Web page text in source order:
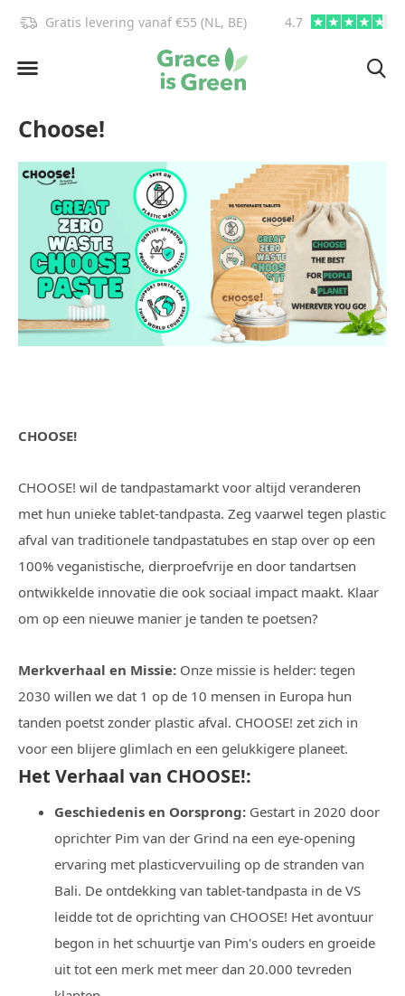
Gratis levering vanaf €55 (NL, BE) 4.7
Choose!
CHOOSE!
CHOOSE! wil de tandpastamarkt voor altijd veranderen
met hun unieke tablet-tandpasta. Zeg vaarwel tegen plastic
afval van traditionele tandpastatubes en stap over op een
100% veganistische, dierproefvrije en door tandartsen
ontwikkelde innovatie die ook sociaal impact maakt. Klaar
om op een nieuwe manier je tanden te poetsen?
Merkverhaal en Missie: Onze missie is helder: tegen
2030 willen we dat 1 op de 10 mensen in Europa hun
tanden poetst zonder plastic afval. CHOOSE! zet zich in
voor een blijere glimlach en een gelukkigere planeet.
Het Verhaal van CHOOSE!:
Geschiedenis en Oorsprong: Gestart in 2020 door
oprichter Pim van der Grind na een eye-opening
ervaring met plasticvervuiling op de stranden van
Bali. De ontdekking van tablet-tandpasta in de VS
leidde tot de oprichting van CHOOSE! Het avontuur
begon in het schuurtje van Pim's ouders en groeide
uit tot een merk met meer dan 20.000 tevreden